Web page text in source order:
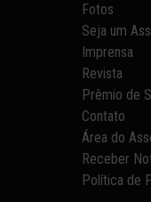
Fotos
Seja um
Imprensa
Revista
Prêmio de
Contato
Área do
Receber
Política de